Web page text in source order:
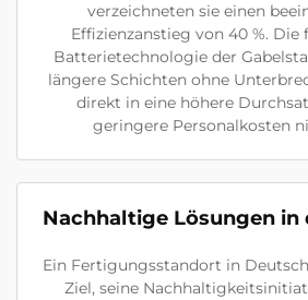
verzeichneten sie einen
Effizienzanstieg von 40 %.
Batterietechnologie der
längere Schichten ohne
direkt in eine höhere
geringere Personalkosten
Nachhaltige Lösungen in
Ein Fertigungsstandort in
Ziel, seine